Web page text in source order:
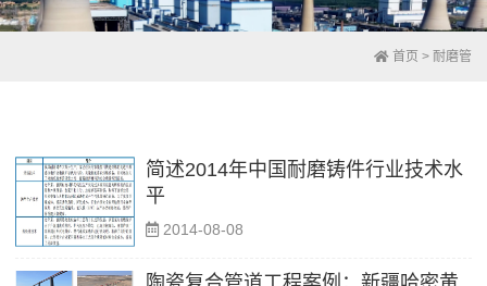
首页 > 耐磨管
简述2014年中国耐磨铸件行业技术水
平
2014-08-08